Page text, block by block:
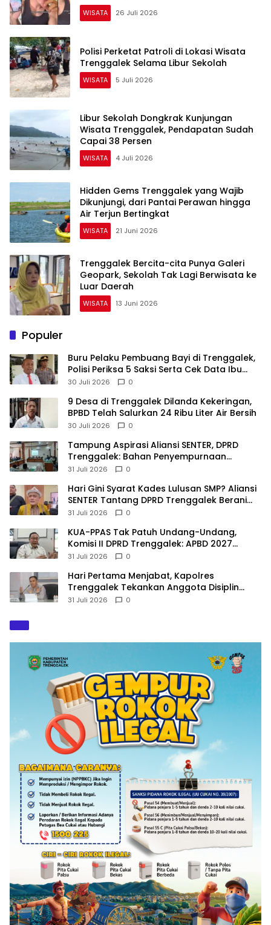
WISATA 26 Juli 2026
Polisi Perketat Patroli di Lokasi Wisata
Trenggalek Selama Libur Sekolah
WISATA 5 Juli 2026
Libur Sekolah Dongkrak Kunjungan
Wisata Trenggalek, Pendapatan Sudah
Capai 38 Persen
WISATA 4 Juli 2026
Hidden Gems Trenggalek yang Wajib
Dikunjungi, dari Pantai Perawan hingga
Air Terjun Bertingkat
WISATA 21 Juni 2026
Trenggalek Bercita-cita Punya Galeri
Geopark, Sekolah Tak Lagi Berwisata ke
Luar Daerah
WISATA 13 Juni 2026
Populer
Buru Pelaku Pembuang Bayi di Trenggalek,
Polisi Periksa 5 Saksi Serta Cek Data Ibu
Melahirkan
30 Juli 2026 0
9 Desa di Trenggalek Dilanda Kekeringan,
BPBD Telah Salurkan 24 Ribu Liter Air Bersih
30 Juli 2026 0
Tampung Aspirasi Aliansi SENTER, DPRD
Trenggalek: Bahan Penyempurnaan
Raperda Desa dan Pilkades
31 Juli 2026 0
Hari Gini Syarat Kades Lulusan SMP? Aliansi
SENTER Tantang DPRD Trenggalek Berani
Gunakan Open Legal Policy!
31 Juli 2026 0
KUA-PPAS Tak Patuh Undang-Undang,
Komisi II DPRD Trenggalek: APBD 2027
Terancam Sanksi
31 Juli 2026 0
Hari Pertama Menjabat, Kapolres
Trenggalek Tekankan Anggota Disiplin
Hindari Pelanggaran
31 Juli 2026 0